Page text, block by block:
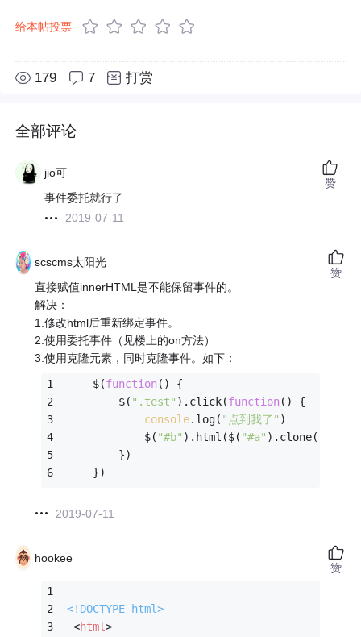
给本帖投票
179 7 打赏
全部评论
jio可
事件委托就行了
2019-07-11
赞
scscms太阳光
直接赋值innerHTML是不能保留事件的。
解决：
1.修改html后重新绑定事件。
2.使用委托事件（见楼上的on方法）
3.使用克隆元素，同时克隆事件。如下：
    $(
function( ) {
        $(
".test" ).click(function( ) {
console.log( "点到我了" )
            $(
"#b" ).html($( "#a" ).clone(true
        })
    })
2019-07-11
赞
hookee
<!DOCTYPE html>
<html>
赞